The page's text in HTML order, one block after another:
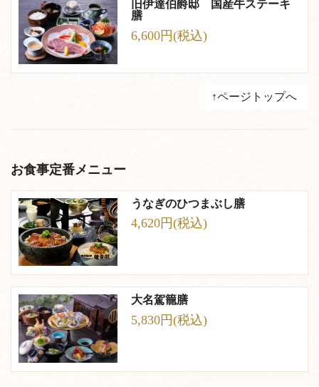
旧伊達伯爵邸 国産牛ステーキ
膳
6,600円(税込)
↑ページトップへ
お食事定番メニュー
うなぎのひつまぶし膳
4,620円(税込)
大名駕籠膳
5,830円(税込)